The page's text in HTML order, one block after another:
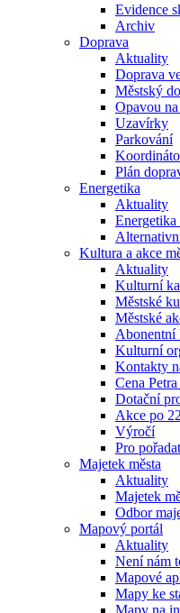
Evidence
Archiv
Doprava
Aktuality
Doprava
Městský
Opavou
Uzavírky
Parkování
Plán
Energetika
Aktuality
Energetika
Kultura a akce
Aktuality
Kulturní
Městské
Městské
Abonentní
Kulturní
Kontakty
Cena
Dotační
Akce po
Výročí
Pro
Majetek města
Aktuality
Majetek
Odbor
Mapový portál
Aktuality
Není nám
Mapové
Mapy ke